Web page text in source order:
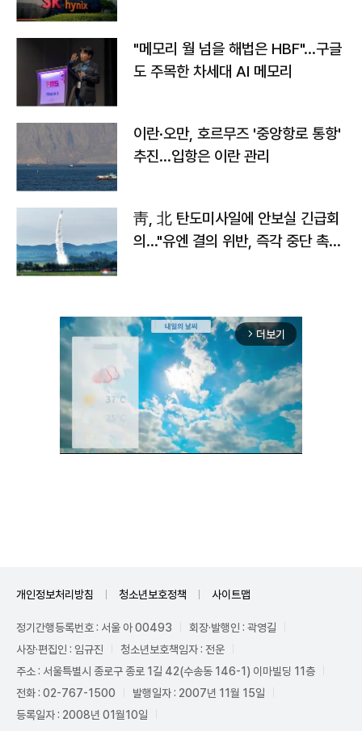
"메모리 월 넘을 해법은 HBF"…구글
도 주목한 차세대 AI 메모리
이란·오만, 호르무즈 '중앙항로 통항'
추진…입항은 이란 관리
靑, 北 탄도미사일에 안보실 긴급회
의…"유엔 결의 위반, 즉각 중단 촉
arrow_forward_ios 더보기
개인정보처리방침 청소년보호정책 사이트맵
정기간행등록번호 : 서울 아 00493
회장·발행인 : 곽영길
사장·편집인 : 임규진
청소년보호책임자 : 전운
주소 : 서울특별시 종로구 종로 1길 42(수송동 146-1) 이마빌딩 11층
전화 : 02-767-1500
발행일자 : 2007년 11월 15일
등록일자 : 2008년 01월10일